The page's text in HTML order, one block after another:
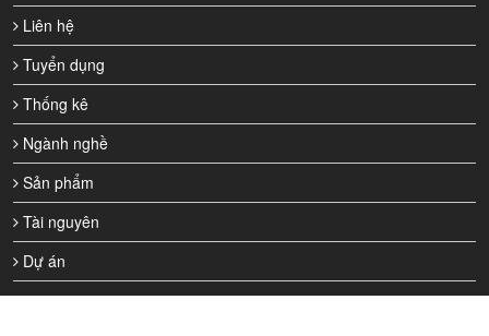
Liên hệ
Tuyển dụng
Thống kê
Ngành nghề
Sản phẩm
Tài nguyên
Dự án